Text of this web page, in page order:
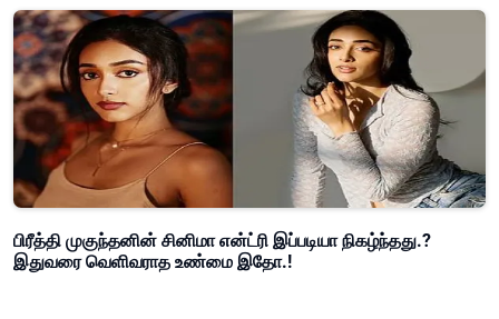
பிரீத்தி முகுந்தனின் சினிமா என்ட்ரி இப்படியா நிகழ்ந்தது.?
இதுவரை வெளிவராத உண்மை இதோ.!